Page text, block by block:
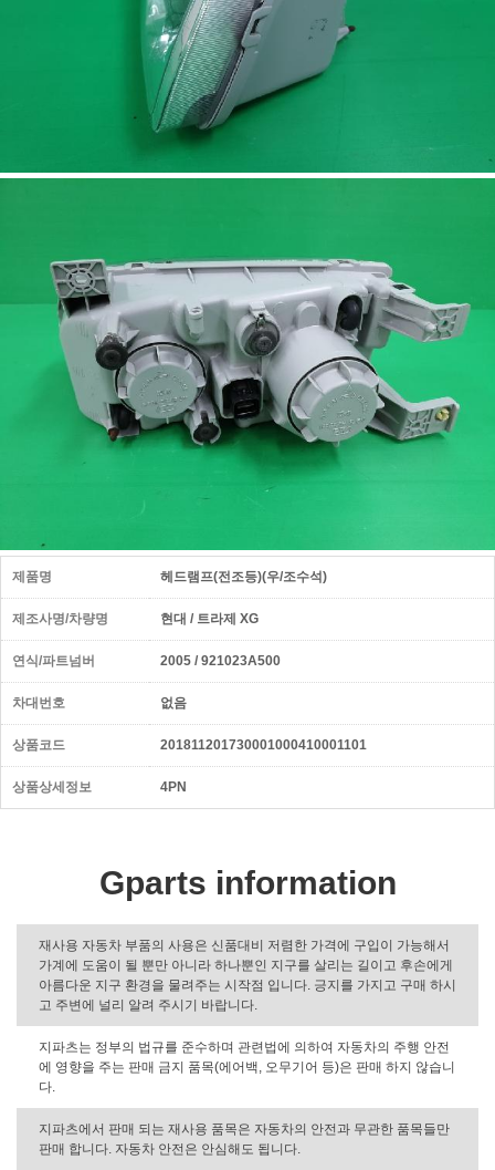
제품명 헤드램프(전조등)(우/조수석)
제조사명/차량명 현대 / 트라제 XG
연식/파트넘버 2005 / 921023A500
차대번호 없음
상품코드 201811201730001000410001101
상품상세정보 4PN
Gparts information
재사용 자동차 부품의 사용은 신품대비 저렴한 가격에 구입이 가능해서
가계에 도움이 될 뿐만 아니라 하나뿐인 지구를 살리는 길이고 후손에게
아름다운 지구 환경을 물려주는 시작점 입니다. 긍지를 가지고 구매 하시
고 주변에 널리 알려 주시기 바랍니다.
지파츠는 정부의 법규를 준수하며 관련법에 의하여 자동차의 주행 안전
에 영향을 주는 판매 금지 품목(에어백, 오무기어 등)은 판매 하지 않습니
다.
지파츠에서 판매 되는 재사용 품목은 자동차의 안전과 무관한 품목들만
판매 합니다. 자동차 안전은 안심해도 됩니다.